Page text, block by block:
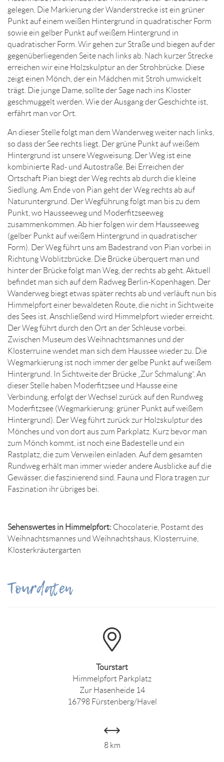
gelegen. Die Markierung der Wanderstrecke ist ein grüner
Punkt auf einem weißen Hintergrund in quadratischer Form
sowie ein gelber Punkt auf weißem Hintergrund in
quadratischer Form. Wir gehen zur Straße und biegen auf der
gegenüberliegenden Seite nach links ab. Nach kurzer Strecke
erreichen wir eine Holzskulptur an der Strohbrücke. Diese
zeigt einen Mönch, der ein Mädchen mit Stroh umwickelt
trägt. Die junge Dame, sollte der Sage nach ins Kloster
geschmuggelt werden. Wie der Ausgang der Geschichte ist,
erfährt man vor Ort.
An dieser Stelle folgt man dem Wanderweg weiter nach links,
so dass der See rechts liegt. Der grüne Punkt auf weißem
Hintergrund ist unsere Wegweisung. Der Weg ist eine
kombinierte Rad- und Autostraße. Bei Erreichen der
Ortschaft Pian biegt der Weg rechts ab durch die kleine
Siedlung. Am Ende von Pian geht der Weg rechts ab auf
Naturuntergrund. Der Wegführung folgt man bis zu dem
Punkt, wo Hausseeweg und Moderfitzseeweg
zusammenkommen. Ab hier folgen wir dem Hausseeweg
(gelber Punkt auf weißem Hintergrund in quadratischer
Form). Der Weg führt uns am Badestrand von Pian vorbei in
Richtung Woblitzbrücke. Die Brücke überquert man und
hinter der Brücke folgt man Weg, der rechts ab geht. Aktuell
befindet man sich auf dem Radweg Berlin-Kopenhagen. Der
Wanderweg biegt etwas später rechts ab und verläuft nun bis
Himmelpfort einer bewaldeten Route, die nicht in Sichtweite
des Sees ist. Anschließend wird Himmelpfort wieder erreicht.
Der Weg führt durch den Ort an der Schleuse vorbei.
Zwischen Museum des Weihnachtsmannes und der
Klosterruine wendet man sich dem Haussee wieder zu. Die
Wegmarkierung ist noch immer der gelbe Punkt auf weißem
Hintergrund. In Sichtweite der Brücke „Zur Schmalung“. An
dieser Stelle haben Moderfitzsee und Hausse eine
Verbindung, erfolgt der Wechsel zurück auf den Rundweg
Moderfitzsee (Wegmarkierung: grüner Punkt auf weißem
Hintergrund). Der Weg führt zurück zur Holzskulptur des
Mönches und von dort aus zum Parkplatz. Kurz bevor man
zum Mönch kommt, ist noch eine Badestelle und ein
Rastplatz, die zum Verweilen einladen. Auf dem gesamten
Rundweg erhält man immer wieder andere Ausblicke auf die
Gewässer, die faszinierend sind. Fauna und Flora tragen zur
Faszination ihr übriges bei.
Sehenswertes in Himmelpfort: Chocolaterie, Postamt des
Weihnachtsmannes und Weihnachtshaus, Klosterruine,
Klosterkräutergarten
Tourdaten
Tourstart
Himmelpfort Parkplatz
Zur Hasenheide 14
16798 Fürstenberg/Havel
8 km